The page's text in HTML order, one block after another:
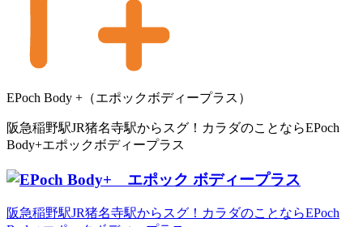
EPoch Body +（エポックボディープラス）
阪急稲野駅JR猪名寺駅からスグ！カラダのことならEPoch
Body+エポックボディープラス
阪急稲野駅JR猪名寺駅からスグ！カラダのことならEPoch